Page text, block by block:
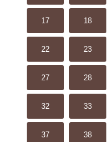
17 18
22 23
27 28
32 33
37 38